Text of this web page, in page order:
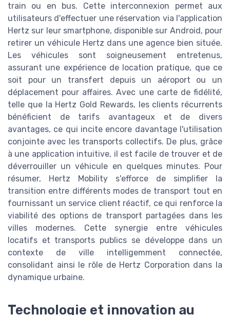
train ou en bus. Cette interconnexion permet aux
utilisateurs d'effectuer une réservation via l'application
Hertz sur leur smartphone, disponible sur Android, pour
retirer un véhicule Hertz dans une agence bien située.
Les véhicules sont soigneusement entretenus,
assurant une expérience de location pratique, que ce
soit pour un transfert depuis un aéroport ou un
déplacement pour affaires. Avec une carte de fidélité,
telle que la Hertz Gold Rewards, les clients récurrents
bénéficient de tarifs avantageux et de divers
avantages, ce qui incite encore davantage l'utilisation
conjointe avec les transports collectifs. De plus, grâce
à une application intuitive, il est facile de trouver et de
déverrouiller un véhicule en quelques minutes. Pour
résumer, Hertz Mobility s'efforce de simplifier la
transition entre différents modes de transport tout en
fournissant un service client réactif, ce qui renforce la
viabilité des options de transport partagées dans les
villes modernes. Cette synergie entre véhicules
locatifs et transports publics se développe dans un
contexte de ville intelligemment connectée,
consolidant ainsi le rôle de Hertz Corporation dans la
dynamique urbaine.
Technologie et innovation au